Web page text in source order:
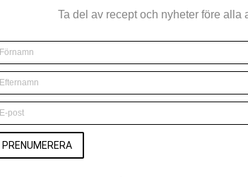
RELATERAT
Ta del av recept och nyheter före alla
PRENUMERERA